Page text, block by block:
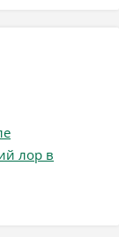
лор в